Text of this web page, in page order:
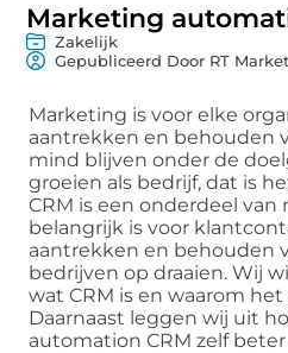
Marketing
Zakelijk
Gepubliceerd Door RT
Marketing is voor elke
aantrekken en behouden
mind blijven onder de
groeien als bedrijf, dat is
CRM is een onderdeel
belangrijk is voor
aantrekken en behouden
bedrijven op draaien. Wij
wat CRM is en waarom
Daarnaast leggen wij uit
automation CRM zelf